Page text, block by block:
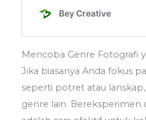
Mencoba Genre Fotografi
Jika biasanya Anda fokus
seperti potret atau
genre lain. Bereksperimen